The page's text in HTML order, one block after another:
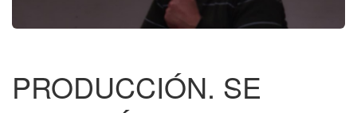
PRODUCCIÓN. SE